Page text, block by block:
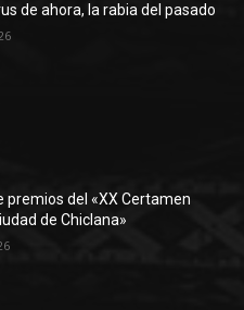
de ahora, la rabia del pasado
premios del «XX Certamen
de Chiclana»